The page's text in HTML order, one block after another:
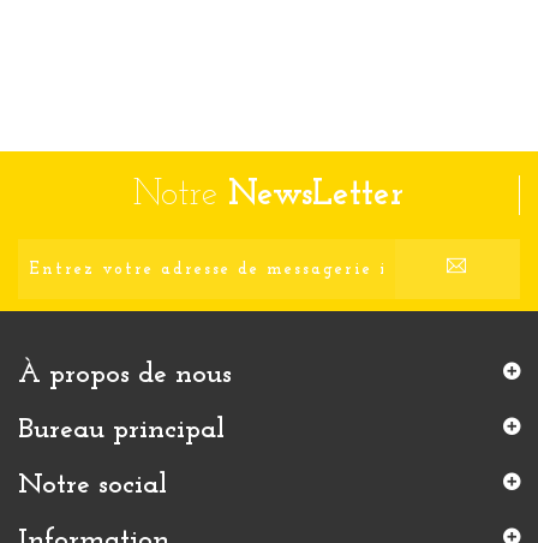
Notre NewsLetter
À propos de nous
Bureau principal
Notre social